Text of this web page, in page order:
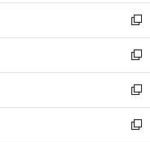
ウ
で
開
く
ン
ド
ウ
で
開
く
ウ
ィ
ン
ド
ウ
で
開
く
し
い
ウ
ィ
ン
ド
ウ
で
新
し
い
ウ
ィ
ン
ド
新
し
い
ウ
ィ
新
し
い
新